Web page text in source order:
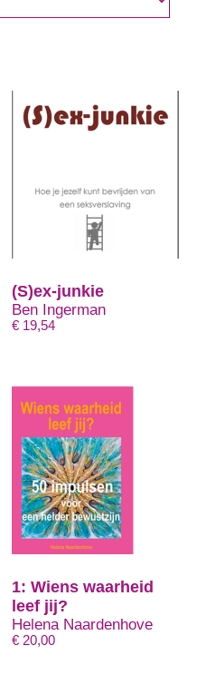
(S)ex-junkie
Ben Ingerman
€ 19,54
1: Wiens waarheid
leef jij?
Helena Naardenhove
€ 20,00